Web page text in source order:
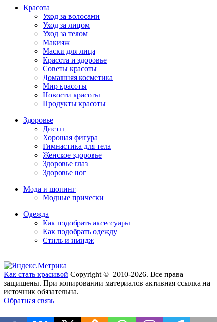
Красота
Уход за волосами
Уход за лицом
Уход за телом
Макияж
Маски для лица
Красота и здоровье
Советы красоты
Домашняя косметика
Мир красоты
Новости красоты
Продукты красоты
Здоровье
Диеты
Хорошая фигура
Гимнастика для тела
Женское здоровье
Здоровье глаз
Здоровье ног
Мода и шопинг
Модные прически
Одежда
Как подобрать аксессуары
Как подобрать одежду
Стиль и имидж
Как стать красивой Copyright © 2010-2026. Все права
защищены. При копировании материалов активная ссылка на
источник обязательна.
Обратная связь